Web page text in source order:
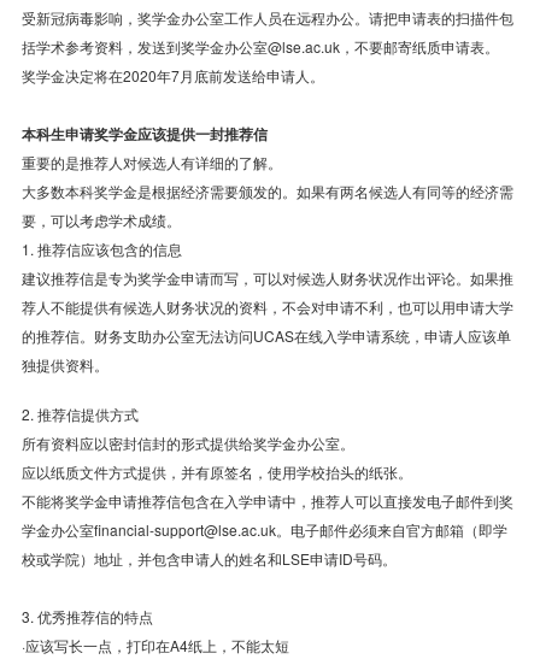
受新冠病毒影响，奖学金办公室工作人员在远程办公。请把申请表的扫描件包
括学术参考资料，发送到奖学金办公室@lse.ac.uk，不要邮寄纸质申请表。
奖学金决定将在2020年7月底前发送给申请人。
本科生申请奖学金应该提供一封推荐信
重要的是推荐人对候选人有详细的了解。
大多数本科奖学金是根据经济需要颁发的。如果有两名候选人有同等的经济需
要，可以考虑学术成绩。
1. 推荐信应该包含的信息
建议推荐信是专为奖学金申请而写，可以对候选人财务状况作出评论。如果推
荐人不能提供有候选人财务状况的资料，不会对申请不利，也可以用申请大学
的推荐信。财务支助办公室无法访问UCAS在线入学申请系统，申请人应该单
独提供资料。
2. 推荐信提供方式
所有资料应以密封信封的形式提供给奖学金办公室。
应以纸质文件方式提供，并有原签名，使用学校抬头的纸张。
不能将奖学金申请推荐信包含在入学申请中，推荐人可以直接发电子邮件到奖
学金办公室financial-support@lse.ac.uk。电子邮件必须来自官方邮箱（即学
校或学院）地址，并包含申请人的姓名和LSE申请ID号码。
3. 优秀推荐信的特点
·应该写长一点，打印在A4纸上，不能太短